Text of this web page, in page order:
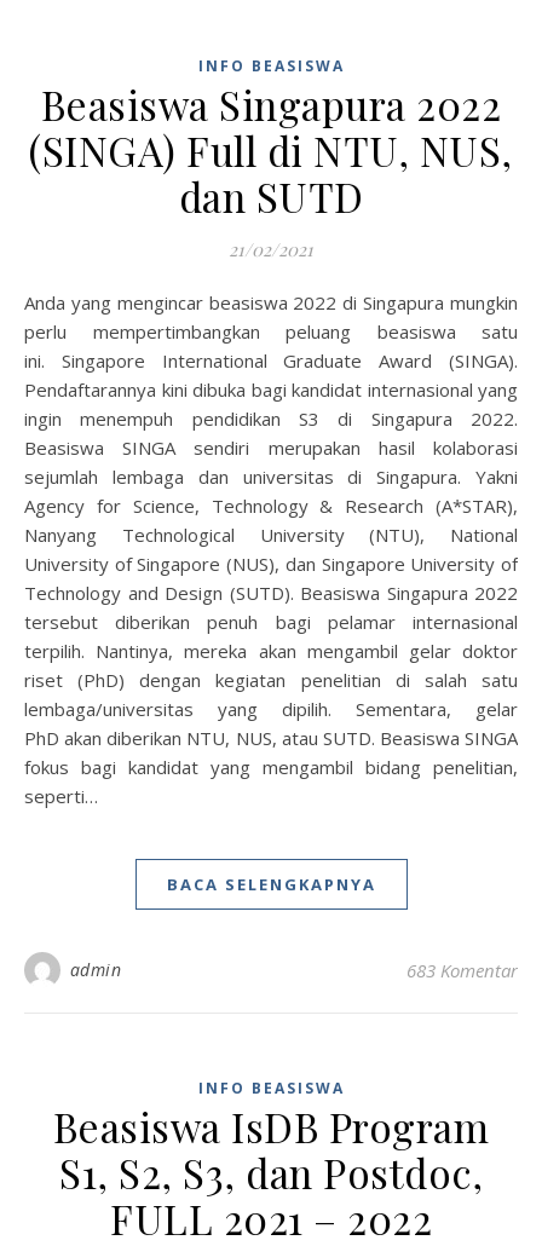
INFO BEASISWA
Beasiswa Singapura 2022
(SINGA) Full di NTU, NUS,
dan SUTD
21/02/2021
Anda yang mengincar beasiswa 2022 di Singapura mungkin
perlu mempertimbangkan peluang beasiswa satu
ini. Singapore International Graduate Award (SINGA).
Pendaftarannya kini dibuka bagi kandidat internasional yang
ingin menempuh pendidikan S3 di Singapura 2022.
Beasiswa SINGA sendiri merupakan hasil kolaborasi
sejumlah lembaga dan universitas di Singapura. Yakni
Agency for Science, Technology & Research (A*STAR),
Nanyang Technological University (NTU), National
University of Singapore (NUS), dan Singapore University of
Technology and Design (SUTD). Beasiswa Singapura 2022
tersebut diberikan penuh bagi pelamar internasional
terpilih. Nantinya, mereka akan mengambil gelar doktor
riset (PhD) dengan kegiatan penelitian di salah satu
lembaga/universitas yang dipilih. Sementara, gelar
PhD akan diberikan NTU, NUS, atau SUTD. Beasiswa SINGA
fokus bagi kandidat yang mengambil bidang penelitian,
seperti…
BACA SELENGKAPNYA
admin 683 Komentar
INFO BEASISWA
Beasiswa IsDB Program
S1, S2, S3, dan Postdoc,
FULL 2021 – 2022